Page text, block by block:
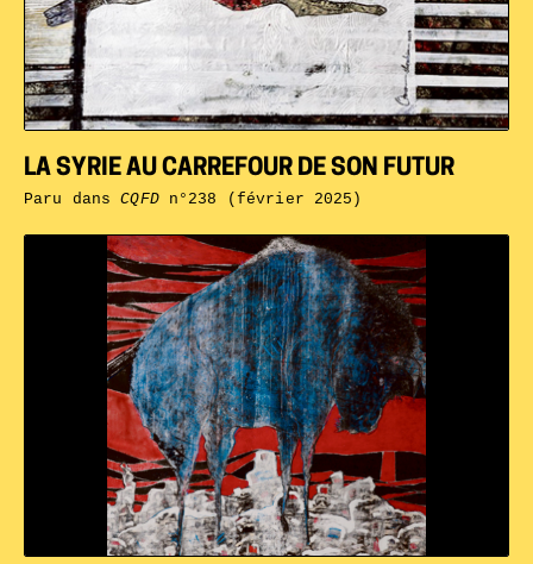
LA SYRIE AU CARREFOUR DE SON FUTUR
Paru dansCQFDn°238 (février 2025)